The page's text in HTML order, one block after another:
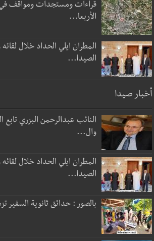
قراءات ومستجدات ومواقف في
الأربعا...
المطران ايلي الحداد خلال لقائه
الصيدا...
أخبار صيدا
النائب عبدالرحمن البزري تابع
وال...
المطران ايلي الحداد خلال لقائه
الصيدا...
بالصور : حدائق ثانوية السفير